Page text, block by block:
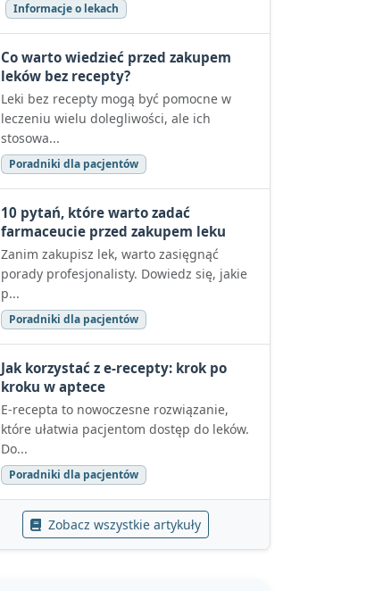
Informacje o lekach
Co warto wiedzieć przed zakupem
leków bez recepty?
Leki bez recepty mogą być pomocne w
leczeniu wielu dolegliwości, ale ich
stosowa...
Poradniki dla pacjentów
10 pytań, które warto zadać
farmaceucie przed zakupem leku
Zanim zakupisz lek, warto zasięgnąć
porady profesjonalisty. Dowiedz się, jakie
p...
Poradniki dla pacjentów
Jak korzystać z e-recepty: krok po
kroku w aptece
E-recepta to nowoczesne rozwiązanie,
które ułatwia pacjentom dostęp do leków.
Do...
Poradniki dla pacjentów
Zobacz wszystkie artykuły